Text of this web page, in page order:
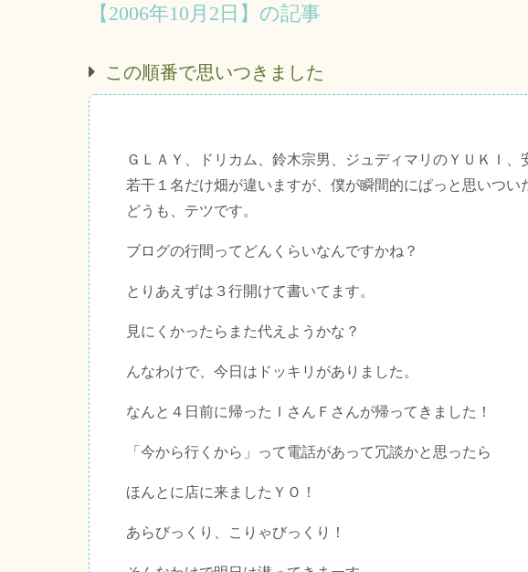
【2006年10月2日】の記事
この順番で思いつきました
ＧＬＡＹ、ドリカム、鈴木宗男、ジュディマリのＹＵＫＩ、
若干１名だけ畑が違いますが、僕が瞬間的にぱっと思いつい
どうも、テツです。
ブログの行間ってどんくらいなんですかね？
とりあえずは３行開けて書いてます。
見にくかったらまた代えようかな？
んなわけで、今日はドッキリがありました。
なんと４日前に帰ったＩさんＦさんが帰ってきました！
「今から行くから」って電話があって冗談かと思ったら
ほんとに店に来ましたＹＯ！
あらびっくり、こりゃびっくり！